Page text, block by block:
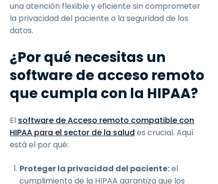
una atención flexible y eficiente sin comprometer
la privacidad del paciente o la seguridad de los
datos.
¿Por qué necesitas un
software de acceso remoto
que cumpla con la HIPAA?
El software de Acceso remoto compatible con
HIPAA para el sector de la salud es crucial. Aquí
está el por qué:
Proteger la privacidad del paciente:el
cumplimiento de la HIPAA garantiza que los